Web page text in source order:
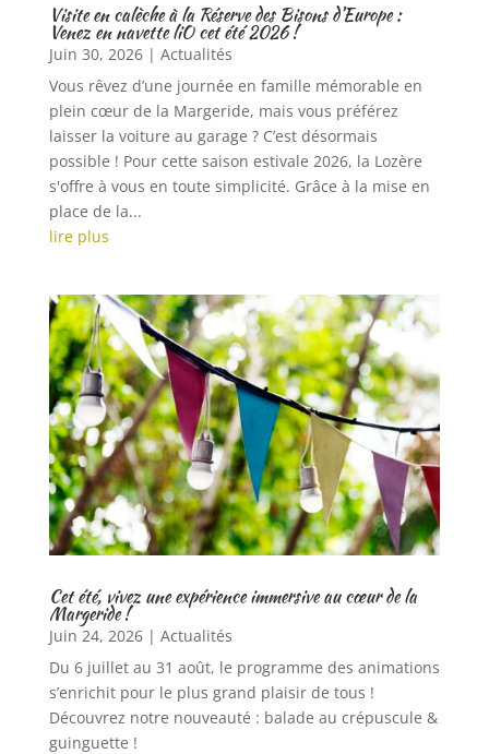
Visite en calèche à la Réserve des Bisons d’Europe :
Venez en navette liO cet été 2026 !
Juin 30, 2026| Actualités
Vous rêvez d’une journée en famille mémorable en
plein cœur de la Margeride, mais vous préférez
laisser la voiture au garage ? C’est désormais
possible ! Pour cette saison estivale 2026, la Lozère
s'offre à vous en toute simplicité. Grâce à la mise en
place de la...
lire plus
Cet été, vivez une expérience immersive au cœur de la
Margeride !
Juin 24, 2026| Actualités
Du 6 juillet au 31 août, le programme des animations
s’enrichit pour le plus grand plaisir de tous !
Découvrez notre nouveauté : balade au crépuscule &
guinguette !